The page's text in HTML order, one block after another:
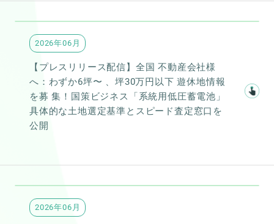
2026年06月
【プレスリリース配信】全国 不動産会社様
へ：わずか6坪〜 、坪30万円以下 遊休地情報
を募 集！国策ビジネス「系統用低圧蓄電池」
具体的な土地選定基準とスピード査定窓口を
公開
2026年06月